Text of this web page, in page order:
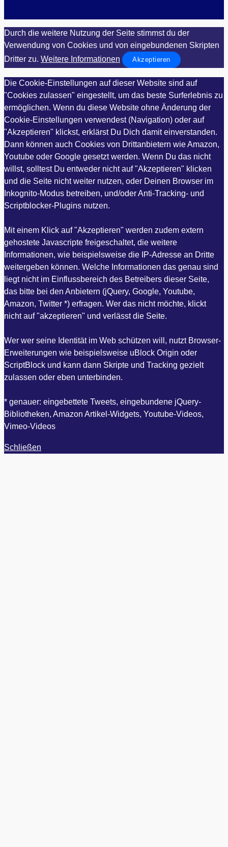
Durch die weitere Nutzung der Seite stimmst du der
Verwendung von Cookies und von eingebundenen Skripten
Dritter zu. Weitere Informationen Akzeptieren
Die Cookie-Einstellungen auf dieser Website sind auf
"Cookies zulassen" eingestellt, um das beste Surferlebnis zu
ermöglichen. Wenn du diese Website ohne Änderung der
Cookie-Einstellungen verwendest (Navigation) oder auf
"Akzeptieren" klickst, erklärst Du Dich damit einverstanden.
Dann können auch Cookies von Drittanbietern wie Amazon,
Youtube oder Google gesetzt werden. Wenn Du das nicht
willst, solltest Du entweder nicht auf "Akzeptieren" klicken
und die Seite nicht weiter nutzen, oder Deinen Browser im
Inkognito-Modus betreiben, und/oder Anti-Tracking- und
Scriptblocker-Plugins nutzen.
Mit einem Klick auf "Akzeptieren" werden zudem extern
gehostete Javascripte freigeschaltet, die weitere
Informationen, wie beispielsweise die IP-Adresse an Dritte
weitergeben können. Welche Informationen das genau sind
liegt nicht im Einflussbereich des Betreibers dieser Seite,
das bitte bei den Anbietern (jQuery, Google, Youtube,
Amazon, Twitter *) erfragen. Wer das nicht möchte, klickt
nicht auf "akzeptieren" und verlässt die Seite.
Wer wer seine Identität im Web schützen will, nutzt Browser-
Erweiterungen wie beispielsweise uBlock Origin oder
ScriptBlock und kann dann Skripte und Tracking gezielt
zulassen oder eben unterbinden.
* genauer: eingebettete Tweets, eingebundene jQuery-
Bibliotheken, Amazon Artikel-Widgets, Youtube-Videos,
Vimeo-Videos
Schließen